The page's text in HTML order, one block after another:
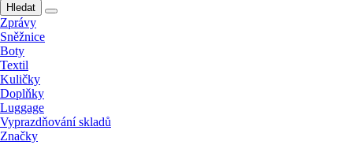
Hledat
Zprávy
Sněžnice
Boty
Textil
Kuličky
Doplňky
Luggage
Vyprazdňování skladů
Značky